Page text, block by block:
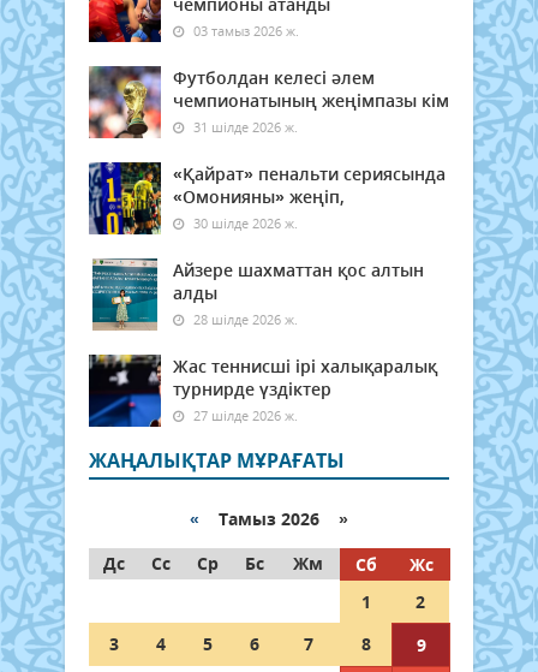
03 тамыз 2026 ж.
Футболдан келесі әлем
чемпионатының жеңімпазы кім
31 шілде 2026 ж.
«Қайрат» пенальти сериясында
«Омонияны» жеңіп,
30 шілде 2026 ж.
Айзере шахматтан қос алтын
алды
28 шілде 2026 ж.
Жас теннисші ірі халықаралық
турнирде үздіктер
27 шілде 2026 ж.
ЖАҢАЛЫҚТАР МҰРАҒАТЫ
« Тамыз 2026 »
Дс
Сс Ср Бс Жм Сб
Жс
1
2
3
4 5 6 7 8
9